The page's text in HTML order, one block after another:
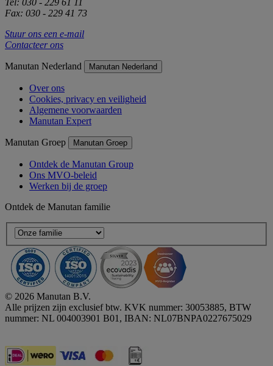
Tel: 030 - 229 61 11
Fax: 030 - 229 41 73
Stuur ons een e-mail
Contacteer ons
Manutan Nederland Manutan Nederland
Over ons
Cookies, privacy en veiligheid
Algemene voorwaarden
Manutan Expert
Manutan Groep Manutan Groep
Ontdek de Manutan Group
Ons MVO-beleid
Werken bij de groep
Ontdek de Manutan familie
© 2026 Manutan B.V.
Alle prijzen zijn exclusief btw. KVK nummer: 30053885, BTW
nummer: NL 004003901 B01, IBAN: NL07BNPA0227675029